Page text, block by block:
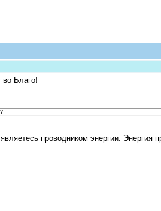
во Благо!
проводником энергии. Энергия